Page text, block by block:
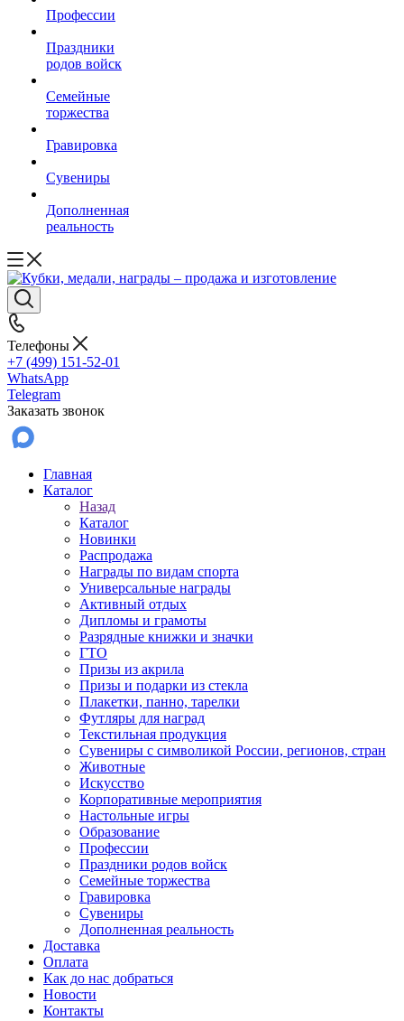
Профессии
Праздники
родов войск
Семейные
торжества
Гравировка
Сувениры
Дополненная
реальность
Телефоны
+7 (499) 151-52-01
WhatsApp
Telegram
Заказать звонок
Главная
Каталог
Назад
Каталог
Новинки
Распродажа
Награды по видам спорта
Универсальные награды
Активный отдых
Дипломы и грамоты
Разрядные книжки и значки
ГТО
Призы из акрила
Призы и подарки из стекла
Плакетки, панно, тарелки
Футляры для наград
Текстильная продукция
Сувениры с символикой России, регионов, стран
Животные
Искусство
Корпоративные мероприятия
Настольные игры
Образование
Профессии
Праздники родов войск
Семейные торжества
Гравировка
Сувениры
Дополненная реальность
Доставка
Оплата
Как до нас добраться
Новости
Контакты